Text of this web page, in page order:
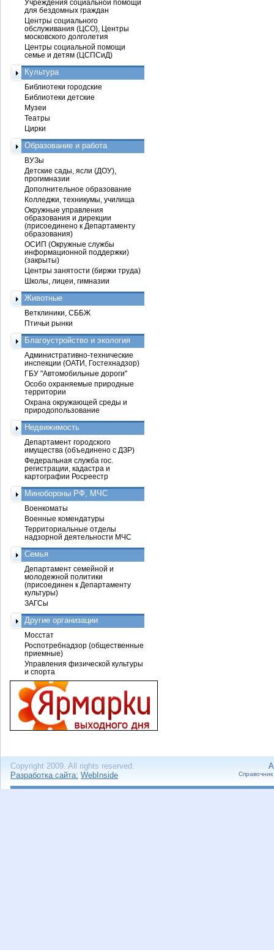
Учреждения социальной помощи
для бездомных граждан
Центры социального
обслуживания (ЦСО), Центры
московского долголетия
Центры социальной помощи
семье и детям (ЦСПСиД)
Культура
Библиотеки городские
Библиотеки детские
Музеи
Театры
Цирки
Образование и работа
ВУЗы
Детские сады, ясли (ДОУ),
прогимназии
Дополнительное образование
Колледжи, техникумы, училища
Окружные управления
образования и дирекции
(присоединено к Департаменту
образования)
ОСИП (Окружные службы
информационной поддержки)
(закрыты)
Центры занятости (биржи труда)
Школы, лицеи, гимназии
Животные
Ветклиники, СББЖ
Птичьи рынки
Благоустройство и экология
Административно-технические
инспекции (ОАТИ, Гостехнадзор)
ГБУ "Автомобильные дороги"
Особо охраняемые природные
территории
Охрана окружающей среды и
природопользование
Недвижимость
Департамент городского
имущества (объединено с ДЗР)
Федеральная служба гос.
регистрации, кадастра и
картографии Росреестр
Минобороны РФ, МЧС
Военкоматы
Военные комендатуры
Территориальные отделы
надзорной деятельности МЧС
Семья
Департамент семейной и
молодежной политики
(присоединен к Департаменту
культуры)
ЗАГСы
Другие организации
Мосстат
Роспотребнадзор (общественные
приемные)
Управления физической культуры
и спорта
Copyright 2009. All rights reserved.
Разработка сайта: WebInside